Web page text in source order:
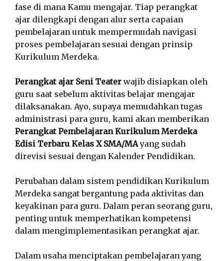
fase di mana Kamu mengajar. Tiap perangkat
ajar dilengkapi dengan alur serta capaian
pembelajaran untuk mempermudah navigasi
proses pembelajaran sesuai dengan prinsip
Kurikulum Merdeka.
Perangkat ajar Seni Teater wajib disiapkan oleh
guru saat sebelum aktivitas belajar mengajar
dilaksanakan. Ayo, supaya memudahkan tugas
administrasi para guru, kami akan memberikan
Perangkat Pembelajaran Kurikulum Merdeka
Edisi Terbaru Kelas X SMA/MAyang sudah
direvisi sesuai dengan Kalender Pendidikan.
Perubahan dalam sistem pendidikan Kurikulum
Merdeka sangat bergantung pada aktivitas dan
keyakinan para guru. Dalam peran seorang guru,
penting untuk memperhatikan kompetensi
dalam mengimplementasikan perangkat ajar.
Dalam usaha menciptakan pembelajaran yang